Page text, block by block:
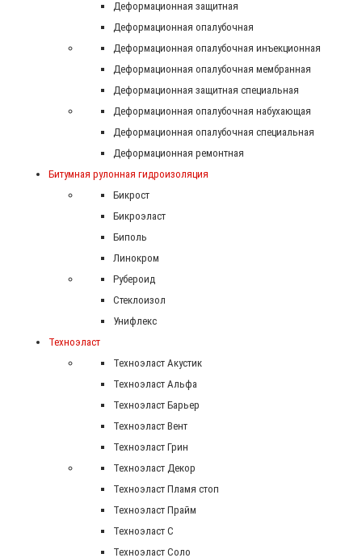
Деформационная защитная
Деформационная опалубочная
Деформационная опалубочная инъекционная
Деформационная опалубочная мембранная
Деформационная защитная специальная
Деформационная опалубочная набухающая
Деформационная опалубочная специальная
Деформационная ремонтная
Битумная рулонная гидроизоляция
Бикрост
Бикроэласт
Биполь
Линокром
Рубероид
Стеклоизол
Унифлекс
Техноэласт
Техноэласт Акустик
Техноэласт Альфа
Техноэласт Барьер
Техноэласт Вент
Техноэласт Грин
Техноэласт Декор
Техноэласт Пламя стоп
Техноэласт Прайм
Техноэласт С
Техноэласт Соло